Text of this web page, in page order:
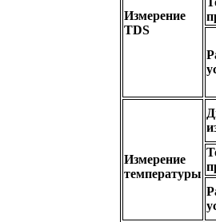
Измерение
TDS
Измерение
температуры